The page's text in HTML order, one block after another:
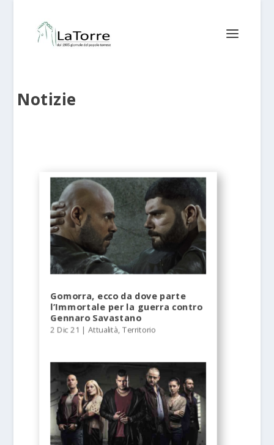
Notizie
Gomorra, ecco da dove parte
l’Immortale per la guerra contro
Gennaro Savastano
2 Dic 21 |Attualità,Territorio